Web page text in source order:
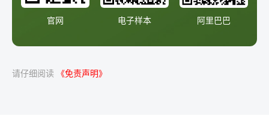
官网 电子样本 阿里巴巴
请仔细阅读 《免责声明》